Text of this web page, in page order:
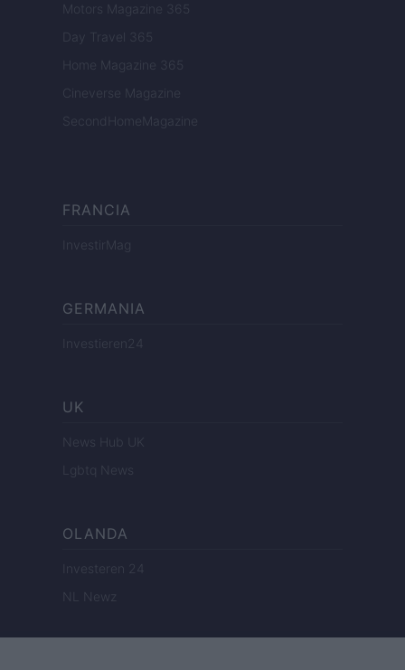
Motors Magazine 365
Day Travel 365
Home Magazine 365
Cineverse Magazine
SecondHomeMagazine
FRANCIA
InvestirMag
GERMANIA
Investieren24
UK
News Hub UK
Lgbtq News
OLANDA
Investeren 24
NL Newz